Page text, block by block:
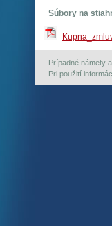
Súbory na
Prípadné námety
Pri použití